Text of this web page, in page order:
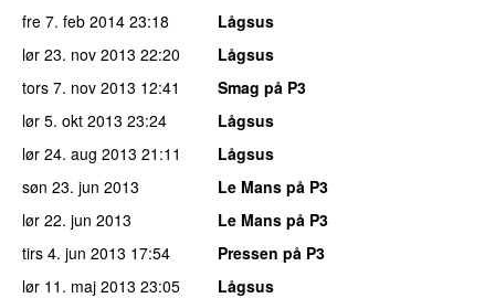
fre 7. feb 2014 23:18
Lågsus
lør 23. nov 2013 22:20
Lågsus
tors 7. nov 2013 12:41
Smag på P3
lør 5. okt 2013 23:24
Lågsus
lør 24. aug 2013 21:11
Lågsus
søn 23. jun 2013
Le Mans på P3
lør 22. jun 2013
Le Mans på P3
tirs 4. jun 2013 17:54
Pressen på P3
lør 11. maj 2013 23:05 Lågsus